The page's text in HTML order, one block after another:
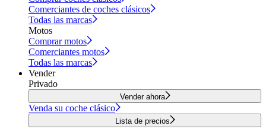
Comerciantes de coches clásicos
Todas las marcas
Motos
Comprar motos
Comerciantes motos
Todas las marcas
Vender
Privado
Vender ahora
Venda su coche clásico
Lista de precios